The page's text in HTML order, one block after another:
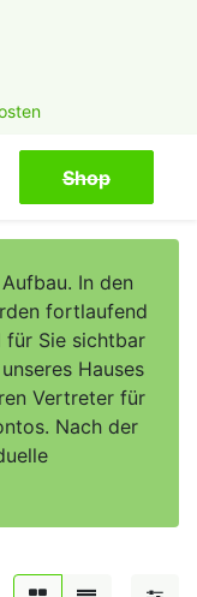
Shop​​​​
In den
fortlaufend
für Sie sichtbar
Hauses
Vertreter für
Nach der